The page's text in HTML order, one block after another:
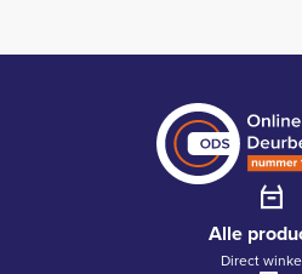
Alle
Direct